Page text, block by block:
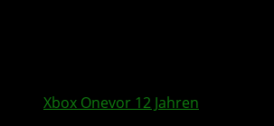
Xbox Onevor 12 Jahren